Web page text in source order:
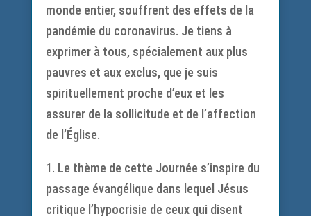
monde entier, souffrent des effets de la
pandémie du coronavirus. Je tiens à
exprimer à tous, spécialement aux plus
pauvres et aux exclus, que je suis
spirituellement proche d’eux et les
assurer de la sollicitude et de l’affection
de l’Église.
1. Le thème de cette Journée s’inspire du
passage évangélique dans lequel Jésus
critique l’hypocrisie de ceux qui disent